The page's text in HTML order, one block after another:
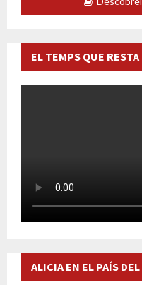
EL TEMPS QUE
ALICIA EN EL PAÍS